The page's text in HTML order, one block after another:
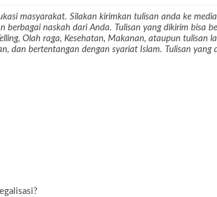
masyarakat. Silakan kirimkan tulisan anda ke
berbagai naskah dari Anda. Tulisan yang dikirim bisa
Olah raga, Kesehatan, Makanan, ataupun tulisan
dan bertentangan dengan syariat Islam. Tulisan yang